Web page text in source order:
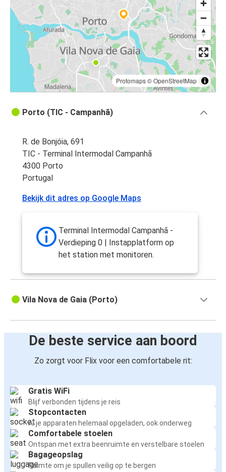
Protomaps©OpenStreetMap
Porto (TIC - Campanhã)
R. de Bonjóia, 691
TIC - Terminal Intermodal Campanhã
4300 Porto
Portugal
Bekijk dit adres op Google Maps
Terminal Intermodal Campanhã -
Verdieping 0 | Instapplatform op
het station met monitoren.
Vila Nova de Gaia (Porto)
De beste service aan boord
Zo zorgt voor Flix voor een comfortabele rit:
Gratis WiFi
Blijf verbonden tijdens je reis
Stopcontacten
Al je apparaten helemaal opgeladen, ook onderweg
Comfortabele stoelen
Ontspan met extra beenruimte en verstelbare stoelen
Bagageopslag
Ruimte om je spullen veilig op te bergen